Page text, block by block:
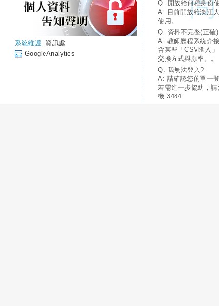
系統維護: 資訊處
GoogleAnalytics
Q: 開放給何種身份
A: 目前開放給淡江
使用。
Q: 資料不完整(正確
A: 教師歷程系統介
含某些「CSV匯入
交換方式與頻率。。
Q: 我無法登入?
A: 請確認您的單一
若需進一步協助，
機:3484